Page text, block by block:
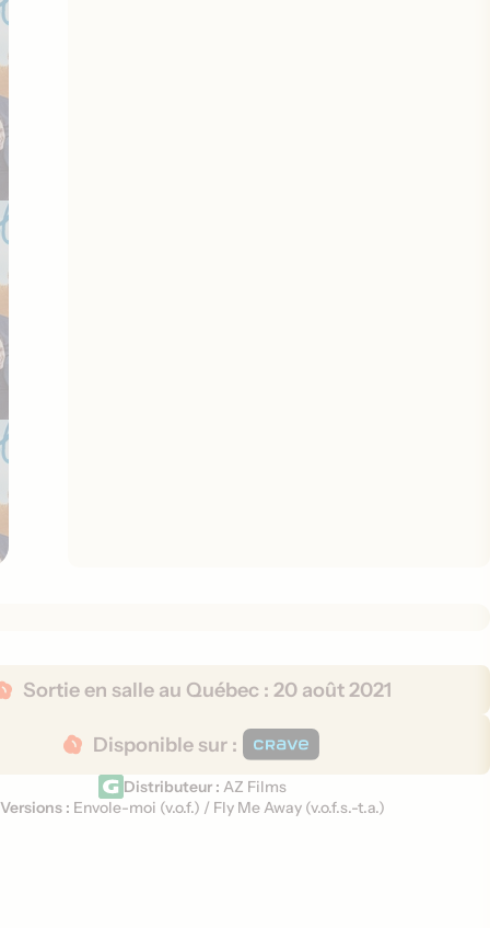
Sortie en salle au Québec : 20 août 2021
Disponible sur :
Distributeur : AZ Films
V
Versions : Envole-moi (v.o.f.) / Fly Me Away (v.o.f.s.-t.a.)